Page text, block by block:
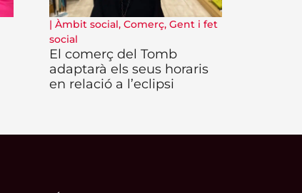
| Àmbit social, Comerç, Gent i fet
social
El comerç del Tomb
adaptarà els seus horaris
en relació a l’eclipsi